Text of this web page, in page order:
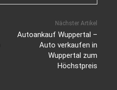
Nächster Artikel
Autoankauf Wuppertal –
Auto verkaufen in
Wuppertal zum
Höchstpreis